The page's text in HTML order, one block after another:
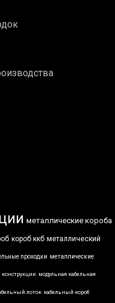
металлические короба
короб ккб металлический
проходки металлические
модульная кабельная
лоток кабельный короб